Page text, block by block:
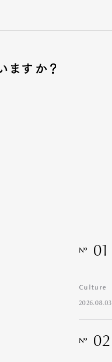
ますか？
Nº 01
Culture
2026.08.03
Nº 02